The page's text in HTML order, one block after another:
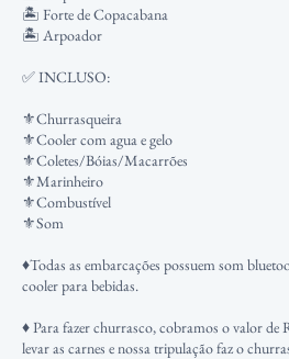
🏝️ Forte de Copacabana
🏝️ Arpoador
✅ INCLUSO:
⚜️Churrasqueira
⚜️Cooler com agua e gelo
⚜️Coletes/Bóias/Macarrões
⚜️Marinheiro
⚜️Combustível
⚜️Som
♦️Todas as embarcações possuem som
cooler para bebidas.
♦️ Para fazer churrasco, cobramos o valor de
levar as carnes e nossa tripulação faz o